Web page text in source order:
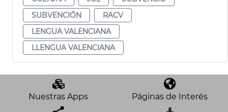
SUBVENCIÓN
RACV
LENGUA VALENCIANA
LLENGUA VALENCIANA
Nuestras Apps Páginas de Interés